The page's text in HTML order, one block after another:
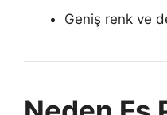
Geniş renk ve